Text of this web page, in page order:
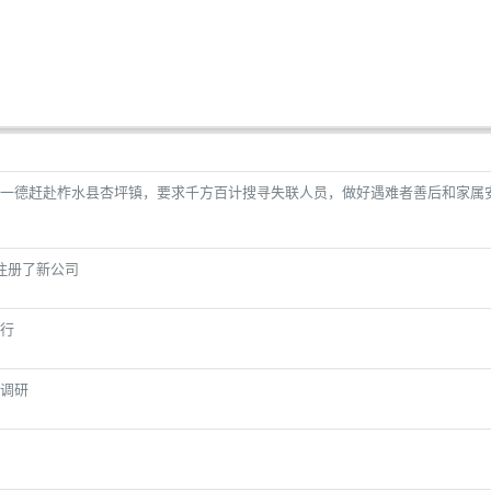
德赶赴柞水县杏坪镇，要求千方百计搜寻失联人员，做好遇难者善后和家属
册了新公司
研